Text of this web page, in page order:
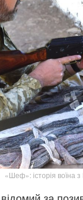
«Шеф»: історія воїна